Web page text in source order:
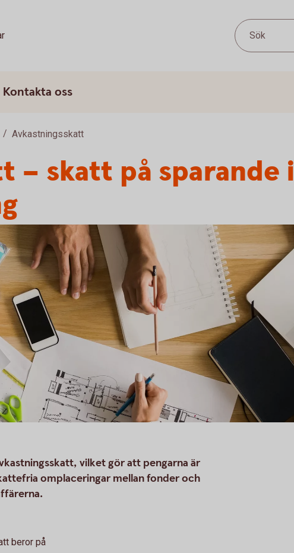
Sök
Kontakta oss
Avkastningsskatt
– skatt på sparande i
vilket gör att pengarna är
omplaceringar mellan fonder och
beror på